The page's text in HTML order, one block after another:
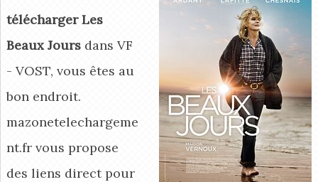
télécharger Les
Beaux Joursdans VF
- VOST, vous êtes au
bon endroit.
mazonetelechargeme
nt.fr vous propose
des liens direct pour